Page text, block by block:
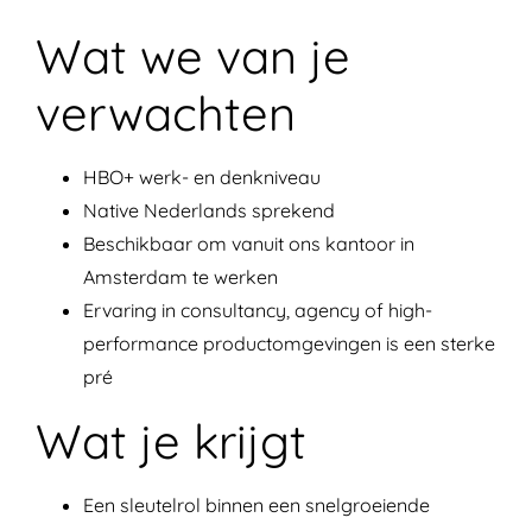
Wat we van je
verwachten
HBO+ werk- en denkniveau
Native Nederlands sprekend
Beschikbaar om vanuit ons kantoor in
Amsterdam te werken
Ervaring in consultancy, agency of high-
performance productomgevingen is een sterke
pré
Wat je krijgt
Een sleutelrol binnen een snelgroeiende